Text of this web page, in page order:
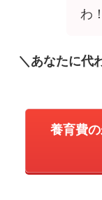
わ！
＼あなたに代
養育費